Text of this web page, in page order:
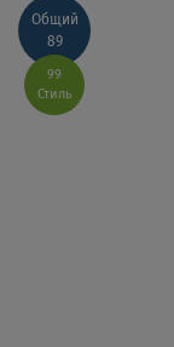
Общий
89
99
Стиль